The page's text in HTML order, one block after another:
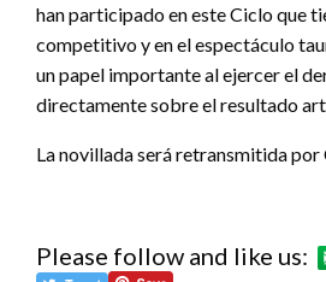
han participado en este Ciclo que
competitivo y en el espectáculo
un papel importante al ejercer el
directamente sobre el resultado
La novillada será retransmitida por
Please follow and like us: